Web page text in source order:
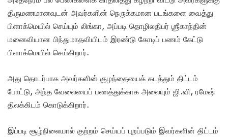
திருமணமானவுடன் அவர்களின் நெருக்கமான படங்களை வைத்து
பிளாக்மெயில் செய்யும் லிங்கா, அப்படி தொழிலதிபர் ஶ்ரீகாந்தின்
மனைவியான பிந்துமாதவியிடம் இரண்டு கோடிப் பணம் கேட்டு
பிளாக்மெயில் செய்கிறார்.
அது தொடர்பாக அவர்களின் குழந்தையைக் கடத்தும் திட்டம்
போட்டு, அந்த வேலையைப் பணத்துக்காக அலையும் ஜி.வி, ரமேஷ்
திலக்கிடம் கொடுக்கிறார்.
இப்படி சூழ்நிலையால் குற்றம் செய்யப் புறப்படும் இவர்களின் திட்டம்